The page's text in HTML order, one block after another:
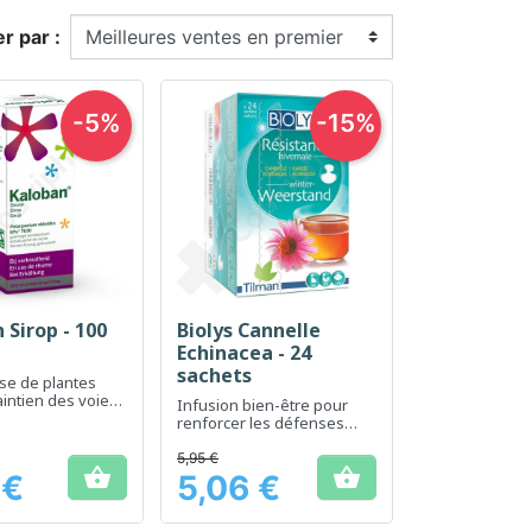
par :
rapide
Sirop - 100
de plantes
des voies

-5%
Aperçu rapide
Biolys Cannelle
Echinacea - 24
sachets
Infusion bien-être pour
renforcer les défenses
l'immunité
Prix
5,95 €
5,06 € 
-15%